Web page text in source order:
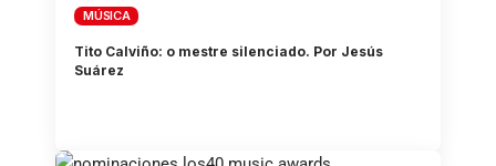
MÚSICA
Tito Calviño: o mestre silenciado. Por Jesús
Suárez